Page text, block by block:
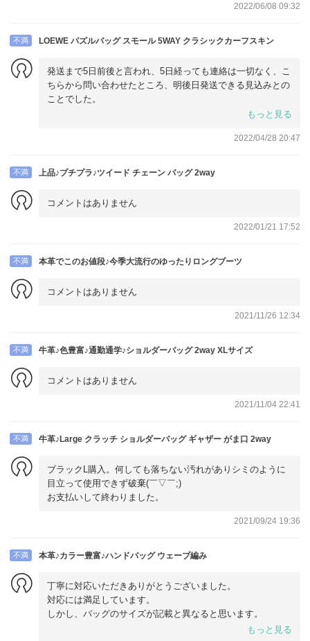
2022/06/08 09:32
不満 LOEWE パズルバッグ スモール 5WAY クラシックカーフスキン
発送まで5日前後と言われ、5日経っても連絡は一切なく、こ
ちらから問い合わせたところ、明後日発送できる見込みとの
ことでした。
発送が遅れそうなら連絡ぐらい欲しいと思いました。もっと見る
2022/04/28 20:47
不満 上品♪プチプラ♪ツイード チェーン バッグ 2way
コメントはありません
2022/01/21 17:52
不満 本革でこのお値段♪今季大流行のゆったりロングブーツ
コメントはありません
2021/11/26 12:34
不満 牛革♪色豊富♪通勤通学♪ショルダーバッグ 2way XLサイズ
コメントはありません
2021/11/04 22:41
不満 牛革♪Large クラッチ ショルダーバッグ ギャザー がま口 2way
ブラックL購入。何しても落ちない汚れがありシミのように
目立って使用できず破棄(￣▽￣;)
お支払いして終わりました。
2021/09/24 19:36
不満 本革♪カラー豊富♪ハンドバッグ ウェーブ編み
丁寧に対応いただきありがとうございました。
対応には満足しています。
しかし、バッグのサイズが記載と異なると思います。
幅は1.5センチ、縦は3センチ、マチとしての作りはなく記載
もっと見る